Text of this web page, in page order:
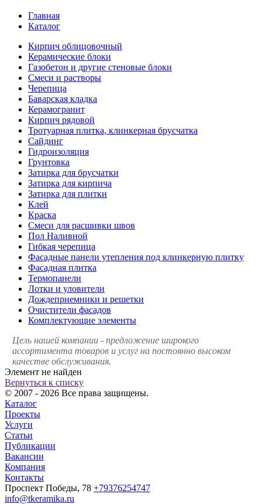
Главная
Каталог
Кирпич облицовочный
Керамические блоки
Газобетон и другие стеновые блоки
Смеси и растворы
Черепица
Баварская кладка
Керамогранит
Кирпич рядовой
Тротуарная плитка, клинкерная брусчатка
Сайдинг
Гидроизоляция
Грунтовка
Затирка для брусчатки
Затирка для кирпича
Затирка для плитки
Клей
Краска
Смеси для расшивки швов
Пол Наливной
Гибкая черепица
Фасадные панели утепления под клинкерную плитку
Фасадная плитка
Термопанели
Лотки и уловители
Дождеприемники и решетки
Очистители фасадов
Комплектующие элементы
Цель нашей компании - предложение широкого
ассортимента товаров и услуг на постоянно высоком
качестве обслуживания.
Элемент не найден
Вернуться к списку
© 2007 - 2026 Все права защищены.
Каталог
Проекты
Услуги
Статьи
Публикации
Вакансии
Компания
Контакты
Проспект Победы, 78 +79376254747
info@tkeramika.ru